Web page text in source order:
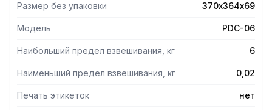
подсветкой.
Размер без упаковки 370х364х69
Модель PDC-06
Наибольший предел взвешивания, кг 6
Наименьший предел взвешивания, кг 0,02
Печать этикеток нет